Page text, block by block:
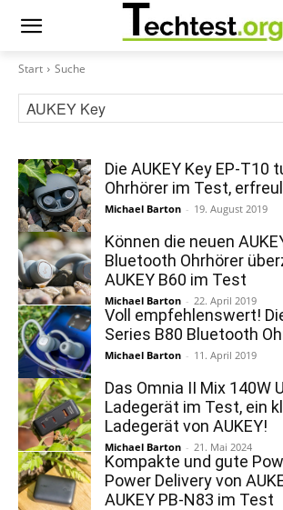
Start Suche
Die AUKEY Key EP-T10
Ohrhörer im Test,
Michael Barton - 19. August 2019
Können die neuen
Bluetooth Ohrhörer
AUKEY B60 im Test
Michael Barton - 22. April 2019
Voll empfehlenswert!
Series B80 Bluetooth
Michael Barton - 11. April 2019
Das Omnia II Mix 140W
Ladegerät im Test, ein
Ladegerät von AUKEY!
Michael Barton - 21. Mai 2024
Kompakte und gute
Power Delivery von
AUKEY PB-N83 im Test